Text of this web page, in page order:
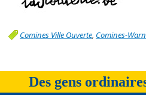
Comines Ville Ouverte, Comines-
Des gens